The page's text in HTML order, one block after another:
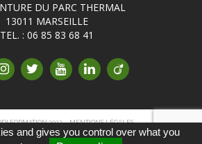
DU PARC THERMAL
13011 MARSEILLE
TEL. : 06 85 83 68 41
FORMATION 2022
MENTIONS LÉGALES
CONDITIONS GÉNÉRALES DE VENTE
and gives you control over what you